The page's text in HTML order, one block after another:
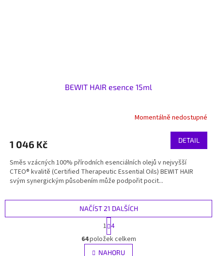
BEWIT HAIR esence 15ml
Momentálně nedostupné
1 046 Kč DETAIL
Směs vzácných 100% přírodních esenciálních olejů v nejvyšší
CTEO® kvalitě (Certified Therapeutic Essential Oils) BEWIT HAIR
svým synergickým působením může podpořit pocit...
O
v
l
NAČÍST 21 DALŠÍCH
t
r
á
n
1 4
64položek celkem
NAHORU